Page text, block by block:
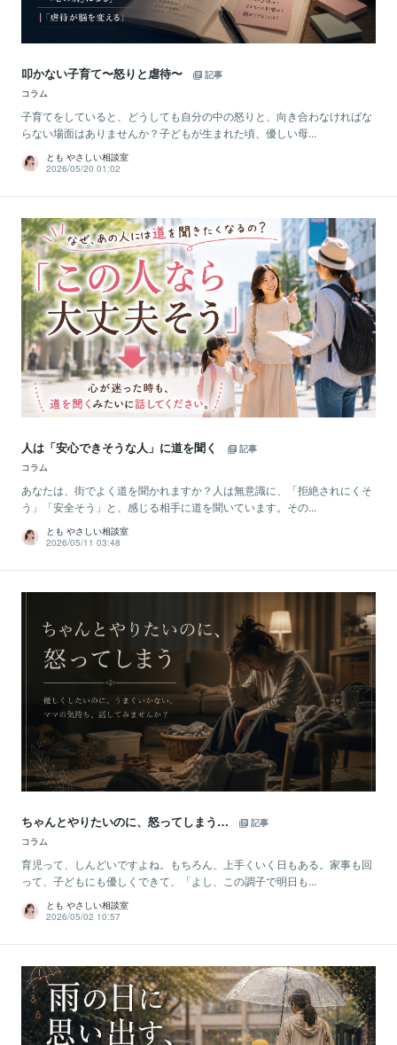
叩かない子育て〜怒りと虐待〜
記事
コラム
子育てをしていると、どうしても自分の中の怒りと、向き合わなければな
らない場面はありませんか？子どもが生まれた頃、優しい母...
とも やさしい相談室
2026/05/20 01:02
人は「安心できそうな人」に道を聞く
記事
コラム
あなたは、街でよく道を聞かれますか？人は無意識に、「拒絶されにくそ
う」「安全そう」と、感じる相手に道を聞いています。その...
とも やさしい相談室
2026/05/11 03:48
ちゃんとやりたいのに、怒ってしまう…
記事
コラム
育児って、しんどいですよね。もちろん、上手くいく日もある。家事も回
って、子どもにも優しくできて、「よし、この調子で明日も...
とも やさしい相談室
2026/05/02 10:57